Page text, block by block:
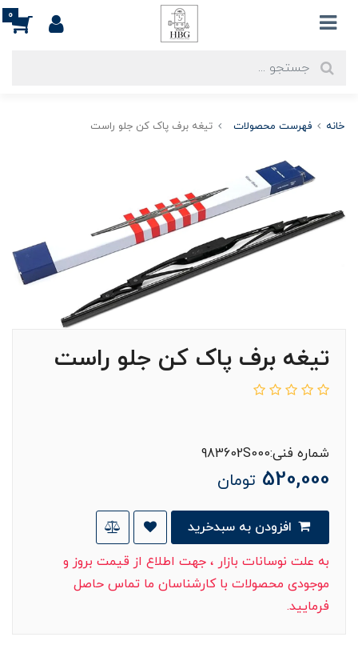
0
خانه فهرست محصولات تیغه برف پاک کن جلو راست
تیغه برف پاک کن جلو راست
شماره فنی:983602S000
520,000 تومان
به علت نوسانات بازار ، جهت اطلاع از قیمت بروز و
موجودی محصولات با کارشناسان ما تماس حاصل
فرمایید.